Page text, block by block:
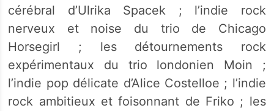
cérébral d’Ulrika Spacek ; l’indie rock
nerveux et noise du trio de Chicago
Horsegirl ; les détournements rock
expérimentaux du trio londonien Moin ;
l’indie pop délicate d’Alice Costelloe ; l’indie
rock ambitieux et foisonnant de Friko ; les